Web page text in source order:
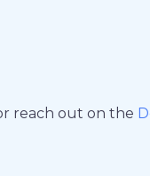
reach out on the